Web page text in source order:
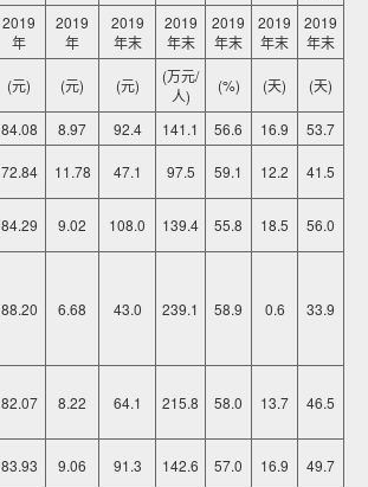
2019
年
2019
年
2019
年末
2019
年末
2019
年末
2019
年末
2019
年末
(元) (元) (元)
(万元/
人)
(%) (天) (天)
84.08 8.97 92.4 141.1 56.6 16.9
53.7
72.84 11.78 47.1 97.5 59.1 12.2 41.5
84.29 9.02 108.0 139.4 55.8 18.5 56.0
88.20 6.68 43.0 239.1 58.9 0.6 33.9
82.07 8.22 64.1 215.8 58.0 13.7 46.5
83.93 9.06 91.3 142.6 57.0 16.9 49.7